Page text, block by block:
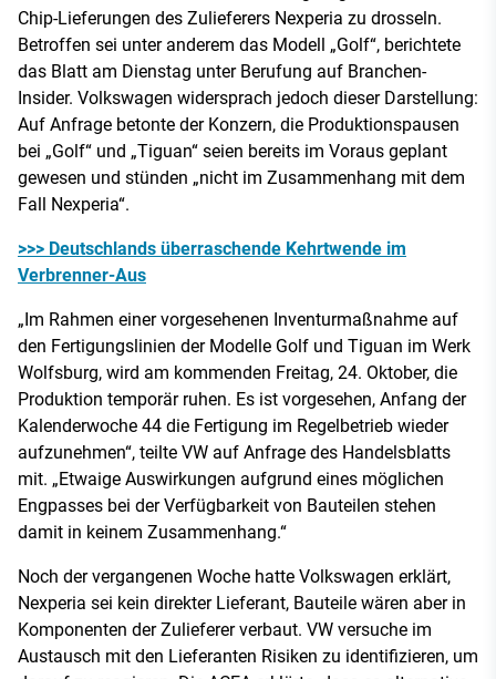
Chip-Lieferungen des Zulieferers Nexperia zu drosseln.
Betroffen sei unter anderem das Modell „Golf“, berichtete
das Blatt am Dienstag unter Berufung auf Branchen-
Insider. Volkswagen widersprach jedoch dieser Darstellung:
Auf Anfrage betonte der Konzern, die Produktionspausen
bei „Golf“ und „Tiguan“ seien bereits im Voraus geplant
gewesen und stünden „nicht im Zusammenhang mit dem
Fall Nexperia“.
>>> Deutschlands überraschende Kehrtwende im
Verbrenner-Aus
„Im Rahmen einer vorgesehenen Inventurmaßnahme auf
den Fertigungslinien der Modelle Golf und Tiguan im Werk
Wolfsburg, wird am kommenden Freitag, 24. Oktober, die
Produktion temporär ruhen. Es ist vorgesehen, Anfang der
Kalenderwoche 44 die Fertigung im Regelbetrieb wieder
aufzunehmen“, teilte VW auf Anfrage des Handelsblatts
mit. „Etwaige Auswirkungen aufgrund eines möglichen
Engpasses bei der Verfügbarkeit von Bauteilen stehen
damit in keinem Zusammenhang.“
Noch der vergangenen Woche hatte Volkswagen erklärt,
Nexperia sei kein direkter Lieferant, Bauteile wären aber in
Komponenten der Zulieferer verbaut. VW versuche im
Austausch mit den Lieferanten Risiken zu identifizieren, um